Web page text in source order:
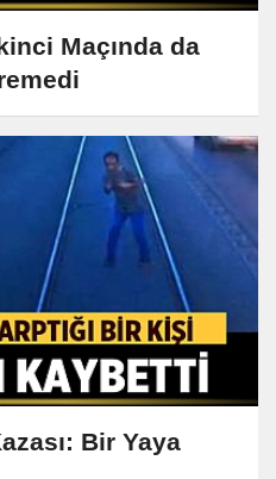
Maçında da
Bir Yaya